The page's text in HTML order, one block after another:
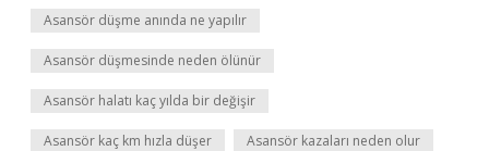
Asansör düşme anında ne yapılır
Asansör düşmesinde neden ölünür
Asansör halatı kaç yılda bir değişir
Asansör kaç km hızla düşer Asansör kazaları neden olur